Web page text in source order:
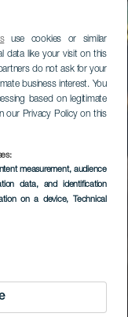
use cookies or similar
data like your visit on this
do not ask for your
business interest. You
based on legitimate
our Privacy Policy on this
measurement, audience
data, and identification
on a device, Technical